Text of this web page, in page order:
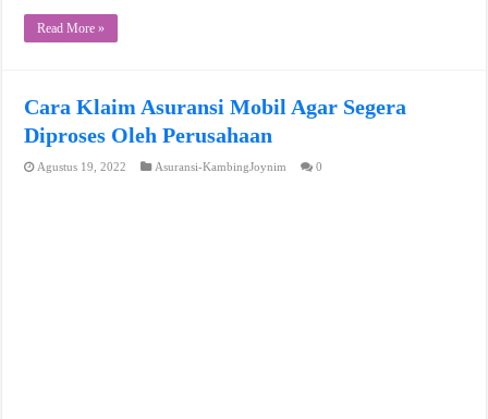
Read More »
Cara Klaim Asuransi Mobil Agar Segera
Diproses Oleh Perusahaan
Agustus 19, 2022 Asuransi-KambingJoynim 0